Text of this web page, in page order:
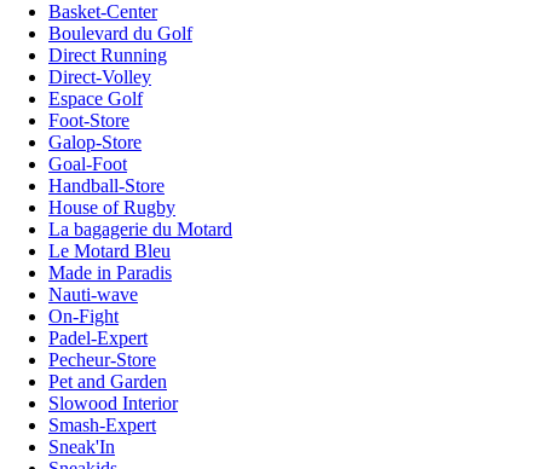
Basket-Center
Boulevard du Golf
Direct Running
Direct-Volley
Espace Golf
Foot-Store
Galop-Store
Goal-Foot
Handball-Store
House of Rugby
La bagagerie du Motard
Le Motard Bleu
Made in Paradis
Nauti-wave
On-Fight
Padel-Expert
Pecheur-Store
Pet and Garden
Slowood Interior
Smash-Expert
Sneak'In